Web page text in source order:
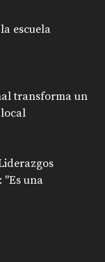
escuela
transforma un
"Es una